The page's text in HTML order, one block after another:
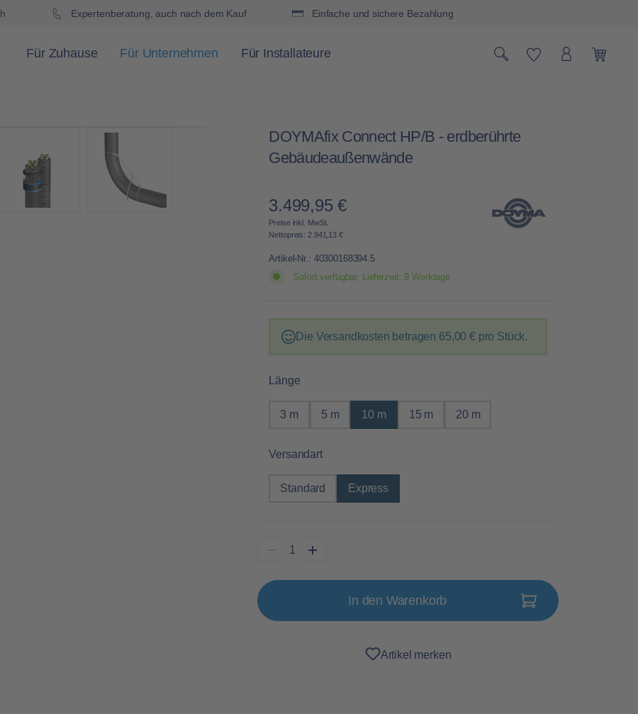
Expertenberatung, auch nach dem Kauf Einfache und sichere Bezahlung
Für Zuhause Für Unternehmen Für Installateure Du hast 0
DOYMAfix Connect HP/B - erdberührte
Gebäudeaußenwände
Regulärer Preis:
3.499,95 €
Preise inkl. MwSt.
Nettopreis: 2.941,13 €
Artikel-Nr.: 40300168394.5
Sofort verfügbar, Lieferzeit: 9 Werktage
Die Versandkosten betragen 65,00 € pro Stück.
Längeauswählen
3 m 5 m 10 m 15 m 20 m
Versandartauswählen
Standard Express
In den Warenkorb
Artikel merken